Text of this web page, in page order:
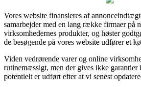
Vores website finansieres af
samarbejder med en lang række firmaer på
virksomhedernes produkter, og høster
de besøgende på vores website udfører et
Viden vedrørende varer og online
rutinemæssigt, men der gives ikke
potentielt er udført efter at vi senest